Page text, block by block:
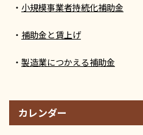
小規模事業者持続化補助金
補助金と賃上げ
製造業につかえる補助金
カレンダー